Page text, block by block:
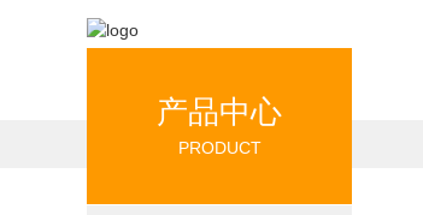
产品中心
PRODUCT